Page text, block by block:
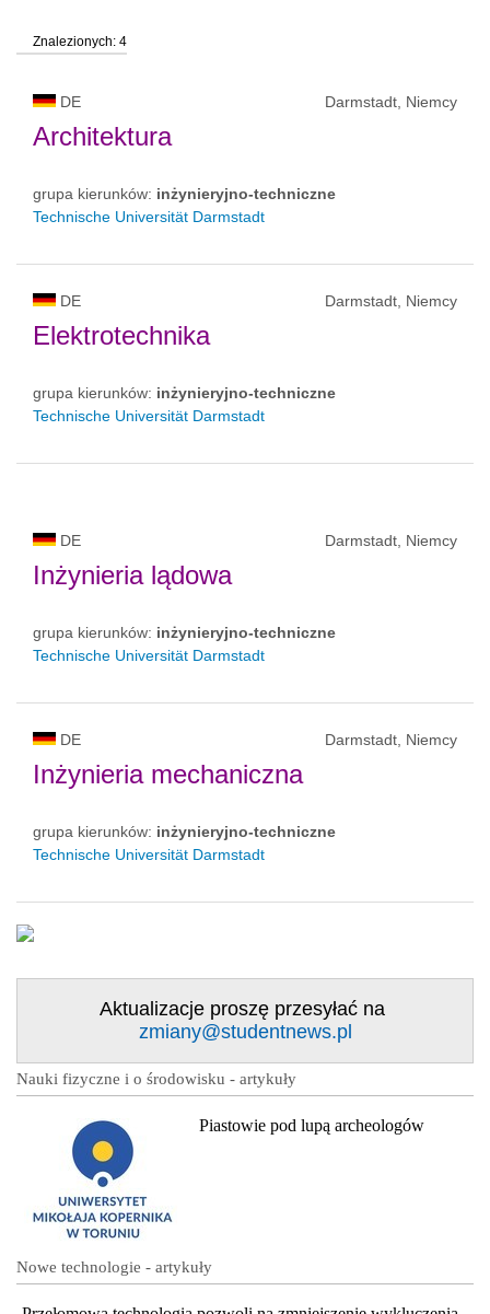
status uczelni
Znalezionych: 4
DE Darmstadt, Niemcy
Architektura
grupa kierunków: inżynieryjno-techniczne
Technische Universität Darmstadt
DE Darmstadt, Niemcy
Elektrotechnika
grupa kierunków: inżynieryjno-techniczne
Technische Universität Darmstadt
DE Darmstadt, Niemcy
Inżynieria lądowa
grupa kierunków: inżynieryjno-techniczne
Technische Universität Darmstadt
DE Darmstadt, Niemcy
Inżynieria mechaniczna
grupa kierunków: inżynieryjno-techniczne
Technische Universität Darmstadt
Aktualizacje proszę przesyłać na
zmiany@studentnews.pl
Nauki fizyczne i o środowisku - artykuły
Piastowie pod lupą archeologów
Nowe technologie - artykuły